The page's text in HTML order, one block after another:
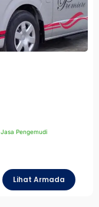
Jasa Pengemudi
Lihat Armada